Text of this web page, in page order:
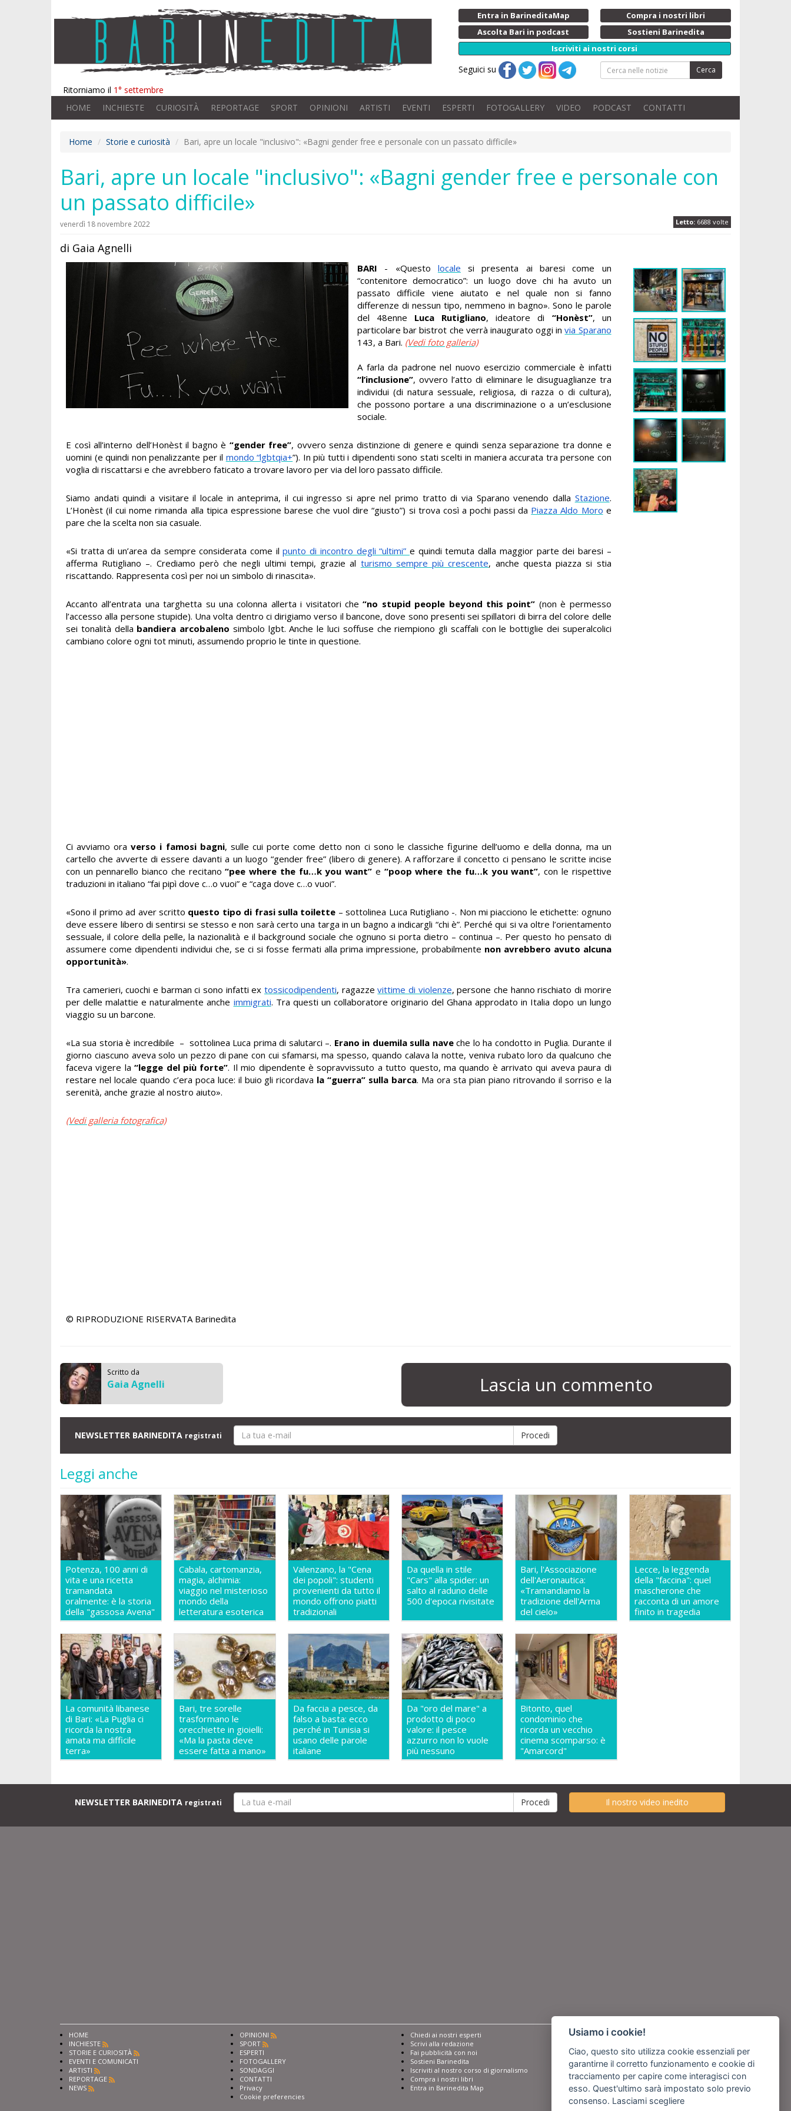
Ritorniamo il 1° settembre
Entra in BarineditaMap
Compra i nostri libri
Ascolta Bari in podcast
Sostieni Barinedita
Iscriviti ai nostri corsi
Seguici su Cerca
HOME INCHIESTE CURIOSITÀ REPORTAGE SPORT OPINIONI ARTISTI EVENTI ESPERTI FOTOGALLERY VIDEO PODCAST CONTATTI
Home Storie e curiosità Bari, apre un locale "inclusivo": «Bagni gender free e personale con un passato difficile»
Bari, apre un locale "inclusivo": «Bagni gender free e personale con
un passato difficile»
Letto: 6688 volte
venerdì 18 novembre 2022
di Gaia Agnelli
BARI - «Questo locale si presenta ai baresi come un
“contenitore democratico”: un luogo dove chi ha avuto un
passato difficile viene aiutato e nel quale non si fanno
differenze di nessun tipo, nemmeno in bagno». Sono le parole
del 48enne Luca Rutigliano, ideatore di “Honèst”, un
particolare bar bistrot che verrà inaugurato oggi invia Sparano
143, a Bari. (Vedi foto galleria)
A farla da padrone nel nuovo esercizio commerciale è infatti
“l’inclusione”, ovvero l’atto di eliminare le disuguaglianze tra
individui (di natura sessuale, religiosa, di razza o di cultura),
che possono portare a una discriminazione o a un’esclusione
sociale.
E così all’interno dell’Honèst il bagno è “gender free”, ovvero senza distinzione di genere e quindi senza separazione tra donne e
uomini (e quindi non penalizzante per il mondo “lgbtqia+”). In più tutti i dipendenti sono stati scelti in maniera accurata tra persone con
voglia di riscattarsi e che avrebbero faticato a trovare lavoro per via del loro passato difficile.
Siamo andati quindi a visitare il locale in anteprima, il cui ingresso si apre nel primo tratto di via Sparano venendo dalla Stazione.
L’Honèst (il cui nome rimanda alla tipica espressione barese che vuol dire “giusto”) si trova così a pochi passi da Piazza Aldo Moro e
pare che la scelta non sia casuale.
«Si tratta di un’area da sempre considerata come ilpunto di incontro degli “ultimi” e quindi temuta dalla maggior parte dei baresi –
afferma Rutigliano –. Crediamo però che negli ultimi tempi, grazie al turismo sempre più crescente, anche questa piazza si stia
riscattando. Rappresenta così per noi un simbolo di rinascita».
Accanto all’entrata una targhetta su una colonna allerta i visitatori che“no stupid people beyond this point” (non è permesso
l’accesso alla persone stupide). Una volta dentro ci dirigiamo verso il bancone, dove sono presenti sei spillatori di birra del colore delle
sei tonalità della bandiera arcobaleno simbolo lgbt. Anche le luci soffuse che riempiono gli scaffali con le bottiglie dei superalcolici
cambiano colore ogni tot minuti, assumendo proprio le tinte in questione.
Ci avviamo oraverso i famosi bagni, sulle cui porte come detto non ci sono le classiche figurine dell’uomo e della donna, ma un
cartello che avverte di essere davanti a un luogo “gender free” (libero di genere). A rafforzare il concetto ci pensano le scritte incise
con un pennarello bianco che recitano“pee where the fu…k you want” e “poop where the fu…k you want”, con le rispettive
traduzioni in italiano “fai pipì dove c…o vuoi” e “caga dove c…o vuoi”.
«Sono il primo ad aver scritto questo tipo di frasi sulla toilette – sottolinea Luca Rutigliano -. Non mi piacciono le etichette: ognuno
deve essere libero di sentirsi se stesso e non sarà certo una targa in un bagno a indicargli “chi è”. Perché qui si va oltre l’orientamento
sessuale, il colore della pelle, la nazionalità e il background sociale che ognuno si porta dietro – continua –. Per questo ho pensato di
assumere come dipendenti individui che, se ci si fosse fermati alla prima impressione, probabilmente non avrebbero avuto alcuna
opportunità».
Tra camerieri, cuochi e barman ci sono infatti ex tossicodipendenti, ragazzevittime di violenze, persone che hanno rischiato di morire
per delle malattie e naturalmente anche immigrati. Tra questi un collaboratore originario del Ghana approdato in Italia dopo un lungo
viaggio su un barcone.
«La sua storia è incredibile – sottolinea Luca prima di salutarci –. Erano in duemila sulla naveche lo ha condotto in Puglia. Durante il
giorno ciascuno aveva solo un pezzo di pane con cui sfamarsi, ma spesso, quando calava la notte, veniva rubato loro da qualcuno che
faceva vigere la“legge del più forte”. Il mio dipendente è sopravvissuto a tutto questo, ma quando è arrivato qui aveva paura di
restare nel locale quando c’era poca luce: il buio gli ricordava la “guerra” sulla barca. Ma ora sta pian piano ritrovando il sorriso e la
serenità, anche grazie al nostro aiuto».
(Vedi galleria fotografica)
© RIPRODUZIONE RISERVATA Barinedita
Scritto da
Gaia Agnelli Lascia un commento
NEWSLETTER BARINEDITA registrati
Leggi anche
Potenza, 100 anni di
vita e una ricetta
tramandata
oralmente: è la storia
della "gassosa Avena"
Cabala, cartomanzia,
magia, alchimia:
viaggio nel misterioso
mondo della
letteratura esoterica
Valenzano, la "Cena
dei popoli": studenti
provenienti da tutto il
mondo offrono piatti
tradizionali
Da quella in stile
"Cars" alla spider: un
salto al raduno delle
500 d'epoca rivisitate
Bari, l'Associazione
dell'Aeronautica:
«Tramandiamo la
tradizione dell'Arma
del cielo»
Lecce, la leggenda
della "faccina": quel
mascherone che
racconta di un amore
finito in tragedia
La comunità libanese
di Bari: «La Puglia ci
ricorda la nostra
amata ma difficile
terra»
Bari, tre sorelle
trasformano le
orecchiette in gioielli:
«Ma la pasta deve
essere fatta a mano»
Da faccia a pesce, da
falso a basta: ecco
perché in Tunisia si
usano delle parole
italiane
Da "oro del mare" a
prodotto di poco
valore: il pesce
azzurro non lo vuole
più nessuno
Bitonto, quel
condominio che
ricorda un vecchio
cinema scomparso: è
"Amarcord"
NEWSLETTER BARINEDITA registrati Il nostro video inedito
HOME
INCHIESTE
STORIE E CURIOSITÀ
EVENTI E COMUNICATI
ARTISTI
REPORTAGE
NEWS
OPINIONI
SPORT
ESPERTI
FOTOGALLERY
SONDAGGI
CONTATTI
Privacy
Cookie preferencies
Chiedi ai nostri esperti
Scrivi alla redazione
Fai pubblicità con noi
Sostieni Barinedita
Iscriviti al nostro corso di giornalismo
Compra i nostri libri
Entra in Barinedita Map
Seguici su
Usiamo i cookie!
Ciao, questo sito utilizza cookie essenziali per
garantirne il corretto funzionamento e cookie di
tracciamento per capire come interagisci con
esso. Quest'ultimo sarà impostato solo previo
consenso. Lasciami scegliere